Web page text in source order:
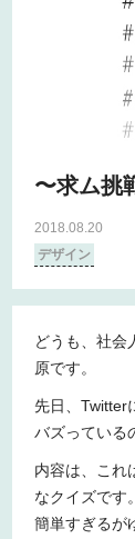
〜求ム挑
2018.08.20
デザイン
どうも、社会
原です。
先日、Twitter
バズっている
内容は、これ
なクイズです。
簡単すぎるが